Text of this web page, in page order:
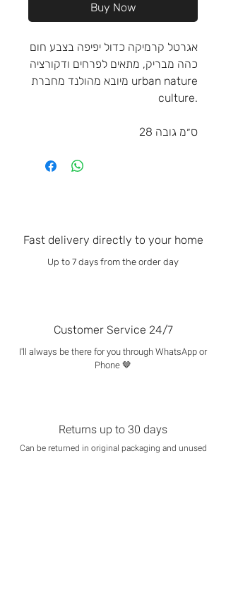
Buy Now
אגרטל קרמיקה כדול יפיפה בצבע חום
כהה מבריק, מתאים לפרחים ודקורציה
מיובא מהולנד מחברת urban nature
culture.
28 ס״מ גובה
Fast delivery directly to your home
Up to 7 days from the order day
Customer Service 24/7
I'll always be there for you through WhatsApp or
Phone 🤎
Returns up to 30 days
Can be returned in original packaging and unused